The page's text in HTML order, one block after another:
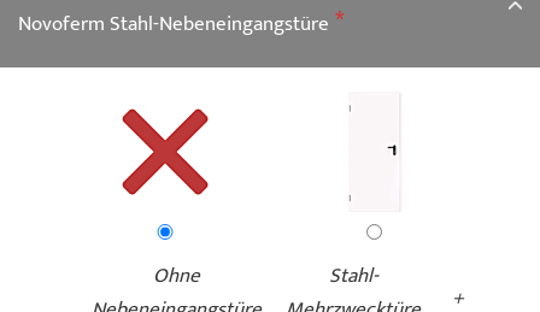
Novoferm Stahl-Nebeneingangstüre
Ohne
Stahl-
+